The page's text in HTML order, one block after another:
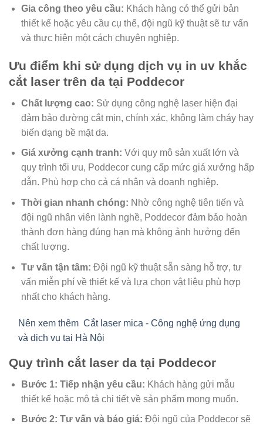
Gia công theo yêu cầu: Khách hàng có thể gửi bản
thiết kế hoặc yêu cầu cụ thể, đội ngũ kỹ thuật sẽ tư vấn
và thực hiện một cách chuyên nghiệp.
Ưu điểm khi sử dụng dịch vụ in uv khắc
cắt laser trên da tại Poddecor
Chất lượng cao: Sử dụng công nghệ laser hiện đại
đảm bảo đường cắt mịn, chính xác, không làm cháy hay
biến dạng bề mặt da.
Giá xưởng cạnh tranh: Với quy mô sản xuất lớn và
quy trình tối ưu, Poddecor cung cấp mức giá xưởng hấp
dẫn. Phù hợp cho cả cá nhân và doanh nghiệp.
Thời gian nhanh chóng: Nhờ công nghệ tiên tiến và
đội ngũ nhân viên lành nghề, Poddecor đảm bảo hoàn
thành đơn hàng đúng hạn mà không ảnh hưởng đến
chất lượng.
Tư vấn tận tâm: Đội ngũ kỹ thuật sẵn sàng hỗ trợ, tư
vấn miễn phí về thiết kế và lựa chọn vật liệu phù hợp
nhất cho khách hàng.
Nên xem thêm Cắt laser mica - Công nghệ ứng dụng
và dịch vụ tại Hà Nội
Quy trình cắt laser da tại Poddecor
Bước 1: Tiếp nhận yêu cầu: Khách hàng gửi mẫu
thiết kế hoặc mô tả chi tiết về sản phẩm mong muốn.
Bước 2: Tư vấn và báo giá: Đội ngũ của Poddecor sẽ